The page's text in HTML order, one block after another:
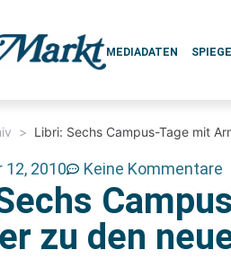
MEDIADATEN
> Libri: Sechs Campus-Tage mit
12, 2010 Keine Kommentare
zu den